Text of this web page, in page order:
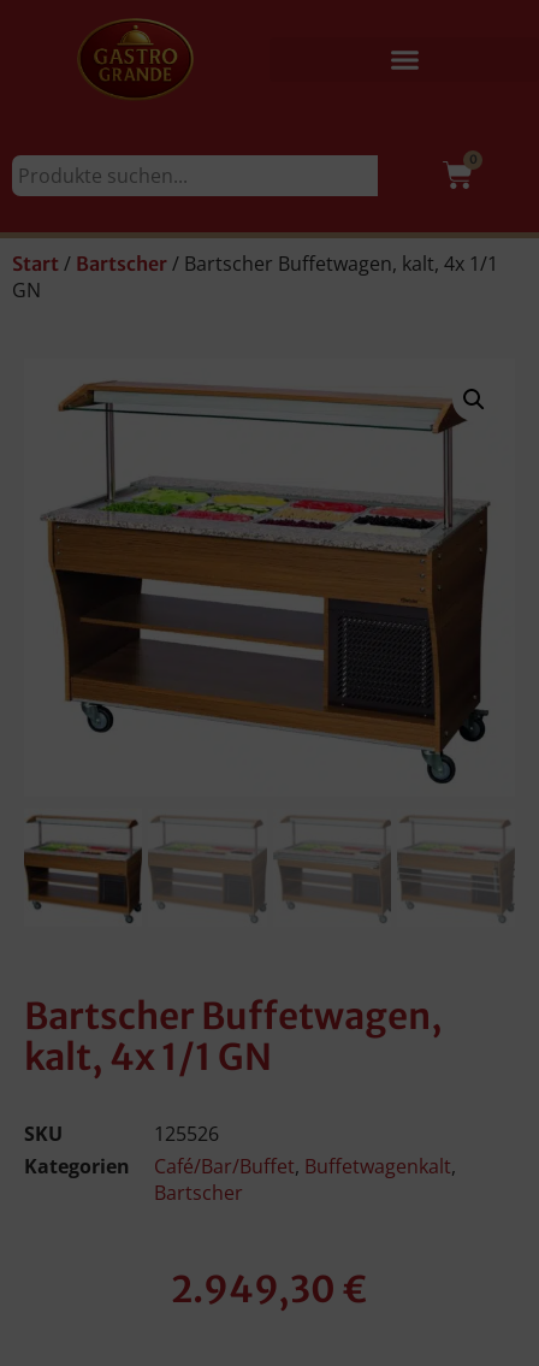
0
Start / Bartscher / Bartscher Buffetwagen, kalt, 4x 1/1
GN
Bartscher Buffetwagen,
kalt, 4x 1/1 GN
SKU
125526
Kategorien
Café/Bar/Buffet, Buffetwagenkalt,
Bartscher
2.949,30 €